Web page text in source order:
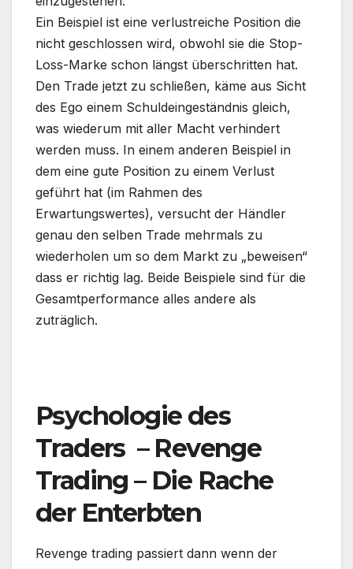
Ein Beispiel ist eine verlustreiche Position die
nicht geschlossen wird, obwohl sie die Stop-
Loss-Marke schon längst überschritten hat.
Den Trade jetzt zu schließen, käme aus Sicht
des Ego einem Schuldeingeständnis gleich,
was wiederum mit aller Macht verhindert
werden muss. In einem anderen Beispiel in
dem eine gute Position zu einem Verlust
geführt hat (im Rahmen des
Erwartungswertes), versucht der Händler
genau den selben Trade mehrmals zu
wiederholen um so dem Markt zu „beweisen“
dass er richtig lag. Beide Beispiele sind für die
Gesamtperformance alles andere als
zuträglich.
Psychologie des
Traders – Revenge
Trading – Die Rache
der Enterbten
Revenge trading passiert dann wenn der